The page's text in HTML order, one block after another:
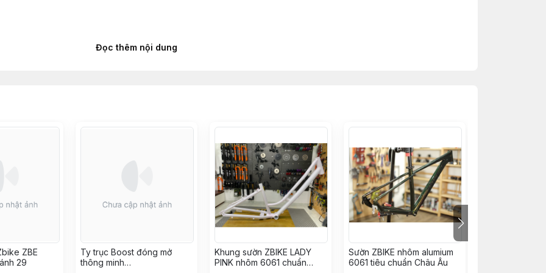
Đọc thêm nội dung
ZBE
29
Ty trục Boost đóng mở
thông minh
Khung sườn ZBIKE LADY
PINK nhôm 6061 chuẩn
Sườn ZBIKE nhôm alumium
6061 tiêu chuẩn Châu Âu